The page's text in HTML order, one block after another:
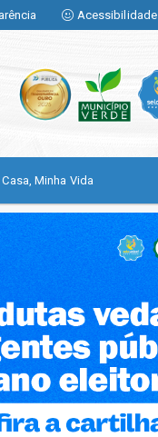
Acessibilidade
Minha Vida